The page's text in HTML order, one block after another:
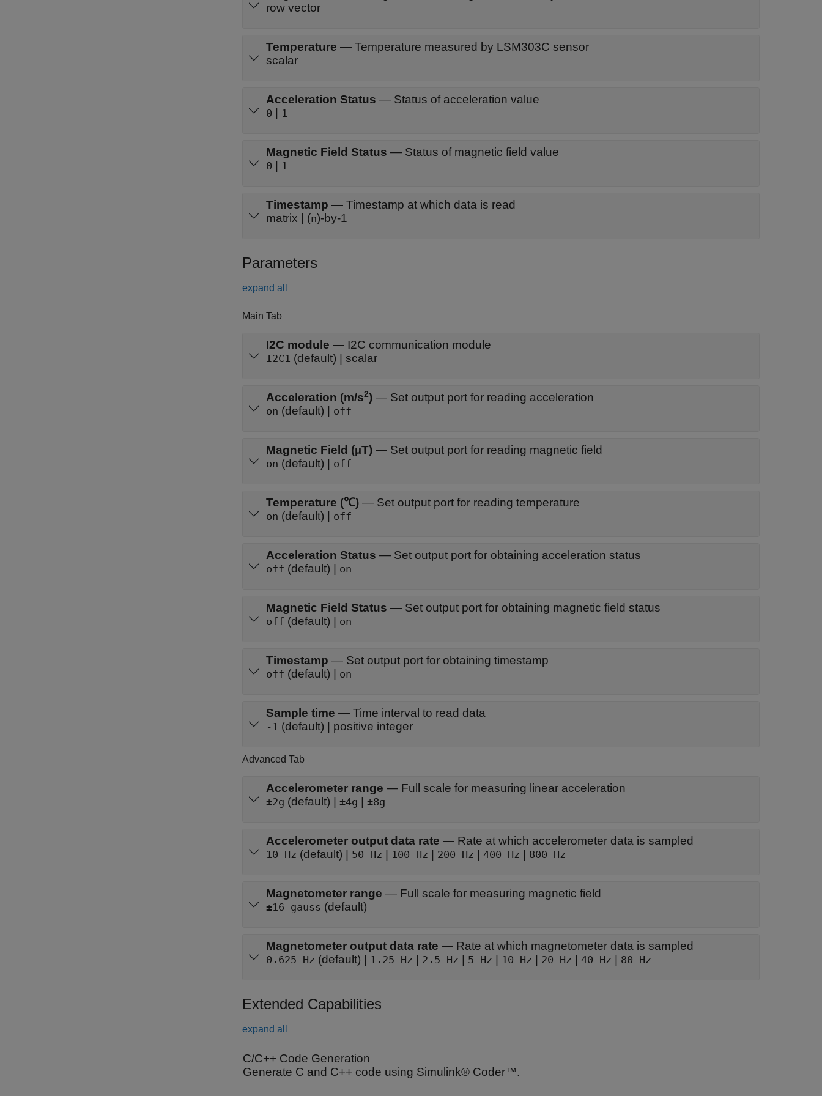
row vector
Temperature — Temperature measured by LSM303C sensor
scalar
Acceleration Status — Status of acceleration value
0 1
Magnetic Field Status — Status of magnetic field value
0 1
Timestamp — Timestamp at which data is read
matrix | (n)-by-1
Parameters
expand all
Main Tab
I2C module — I2C communication module
I2C1 (default) | scalar
Acceleration (m/s2) — Set output port for reading acceleration
on (default) | off
Magnetic Field (µT) — Set output port for reading magnetic field
on (default) | off
Temperature (℃) — Set output port for reading temperature
on (default) | off
Acceleration Status — Set output port for obtaining acceleration status
off (default) | on
Magnetic Field Status — Set output port for obtaining magnetic field status
off (default) | on
Timestamp — Set output port for obtaining timestamp
off (default) | on
Sample time — Time interval to read data
-1 (default) | positive integer
Advanced Tab
Accelerometer range — Full scale for measuring linear acceleration
±2g (default) | ±4g ±8g
Accelerometer output data rate — Rate at which accelerometer data is sampled
10 Hz (default) | 50 Hz 100 Hz 200 Hz 400 Hz 800 Hz
Magnetometer range — Full scale for measuring magnetic field
±16 gauss (default)
Magnetometer output data rate — Rate at which magnetometer data is sampled
0.625 Hz (default) | 1.25 Hz 2.5 Hz 5 Hz 10 Hz 20 Hz 40 Hz 80 Hz
Extended Capabilities
expand all
C/C++ Code Generation
Generate C and C++ code using Simulink® Coder™.